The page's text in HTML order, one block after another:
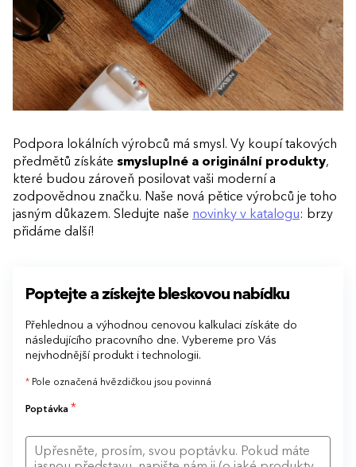
Podpora lokálních výrobců má smysl. Vy koupí takových
předmětů získáte smysluplné a originální produkty,
které budou zároveň posilovat vaši moderní a
zodpovědnou značku. Naše nová pětice výrobců je toho
jasným důkazem. Sledujte naše novinky v katalogu: brzy
přidáme další!
Poptejte a získejte bleskovou nabídku
Přehlednou a výhodnou cenovou kalkulaci získáte do
následujícího pracovního dne. Vybereme pro Vás
nejvhodnější produkt i technologii.
* Pole označená hvězdičkou jsou povinná
Poptávka *